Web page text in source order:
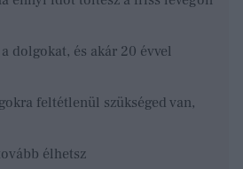
dolgokat, és akár 20 évvel
feltétlenül szükséged van,
élhetsz